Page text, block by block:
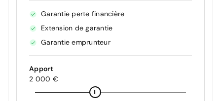
Garantie perte financière
Extension de garantie
Garantie emprunteur
Apport
2 000 €